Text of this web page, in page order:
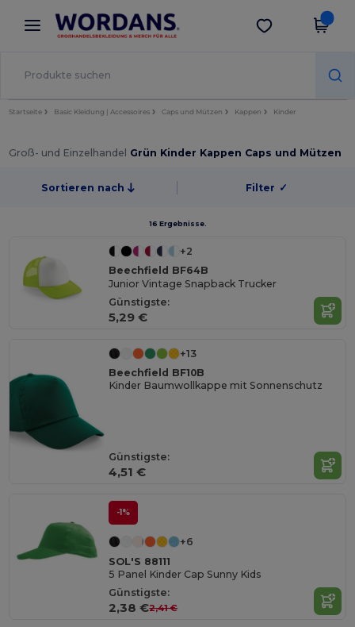
× Wordans App
Bessere Preise in der App!
App holen
Startseite Basic Kleidung | Accessoires Caps und Mützen Kappen Kinder
Groß- und Einzelhandel Grün Kinder Kappen Caps und Mützen
Sortieren nach Filter ✓
16 Ergebnisse.
+2
Beechfield BF64B
Junior Vintage Snapback Trucker
Günstigste:
5,29 €
+13
Beechfield BF10B
Kinder Baumwollkappe mit Sonnenschutz
Günstigste:
4,51 €
-1%
+6
SOL'S 88111
5 Panel Kinder Cap Sunny Kids
Günstigste:
2,38 €2,41 €